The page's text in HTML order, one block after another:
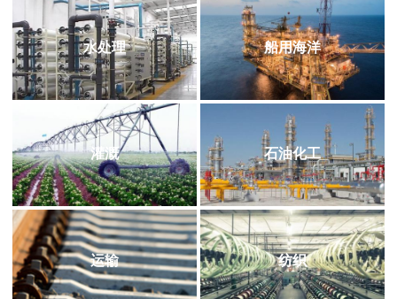
水处理 船用海洋
灌溉 石油化工
运输 纺织